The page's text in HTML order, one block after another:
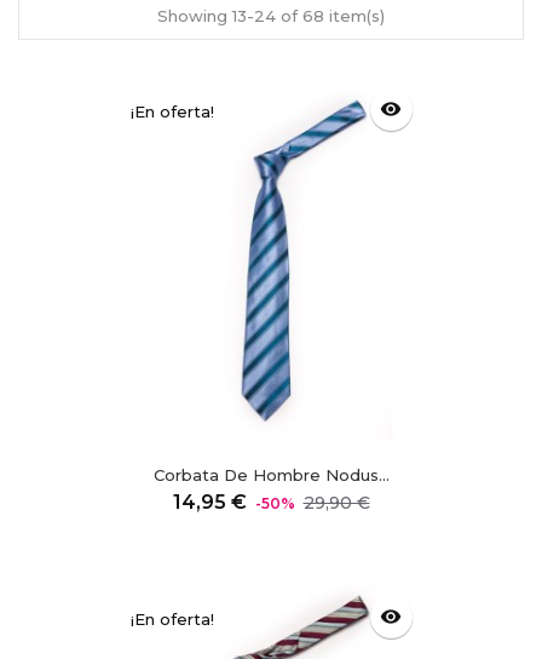
Showing 13-24 of 68 item(s)
¡En oferta! visibility
Corbata De Hombre Nodus...
14,95 € Precio
-50% 29,90 €Precio
¡En oferta! visibility